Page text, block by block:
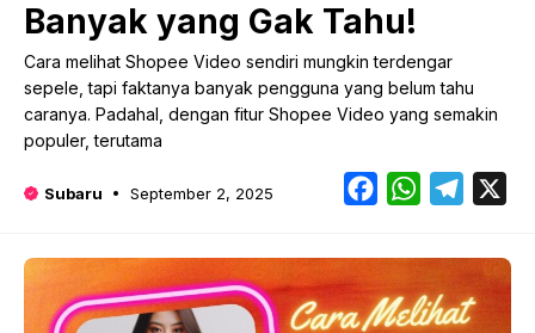
Banyak yang Gak Tahu!
Cara melihat Shopee Video sendiri mungkin terdengar
sepele, tapi faktanya banyak pengguna yang belum tahu
caranya. Padahal, dengan fitur Shopee Video yang semakin
populer, terutama
Subaru September 2, 2025 FacebookWhatsApp